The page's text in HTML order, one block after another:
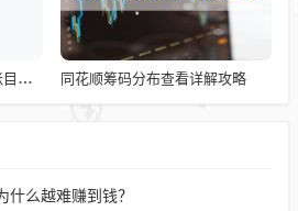
年底电商人的财务结算，账目清算与回顾 同花顺筹码分布查看详解攻略
么越难赚到钱？